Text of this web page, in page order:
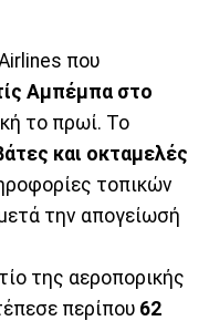
που
Αμπέμπα στο
το πρωί. Το
και οκταμελές
τοπικών
την απογείωσή
της αεροπορικής
περίπου 62